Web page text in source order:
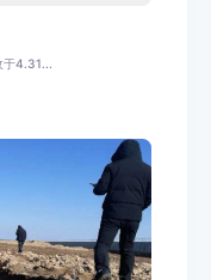
于4.31...